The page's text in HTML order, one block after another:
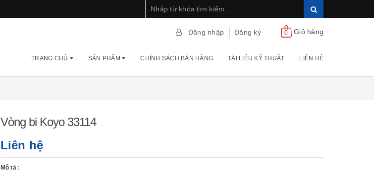
Đăng nhập Đăng ký 0 Giỏ hàng
TRANG CHỦ SẢN PHẨM CHÍNH SÁCH BÁN HÀNG TÀI LIỆU KỸ THUẬT LIÊN HỆ
Vòng bi Koyo 33114
Liên hệ
Mô tả :